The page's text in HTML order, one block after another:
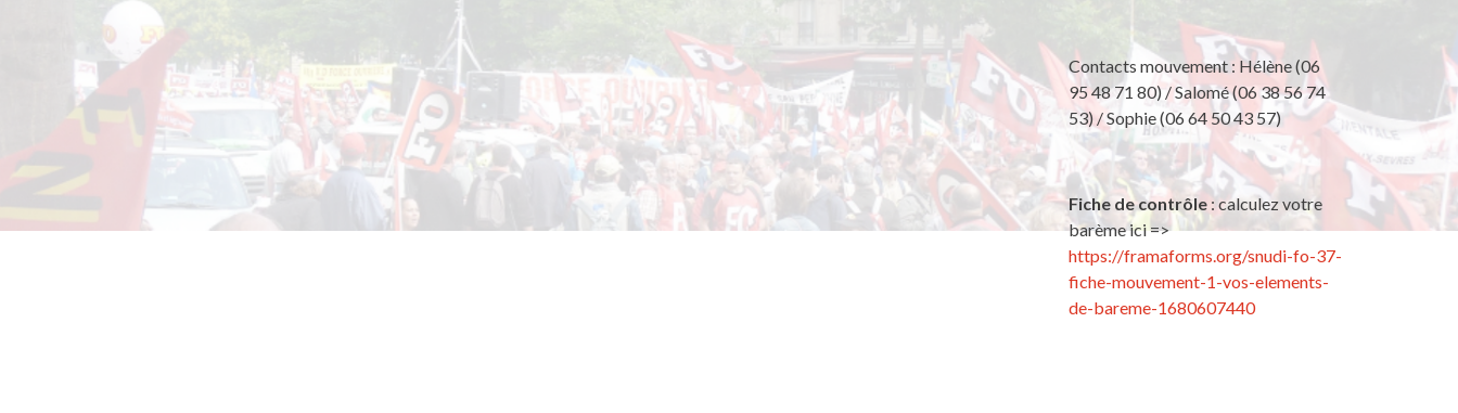
Contacts mouvement : Hélène (06
95 48 71 80) / Salomé (06 38 56 74
53) / Sophie (06 64 50 43 57)
Fiche de contrôle: calculez votre
barème ici =>
https://framaforms.org/snudi-fo-37-
fiche-mouvement-1-vos-elements-
de-bareme-1680607440